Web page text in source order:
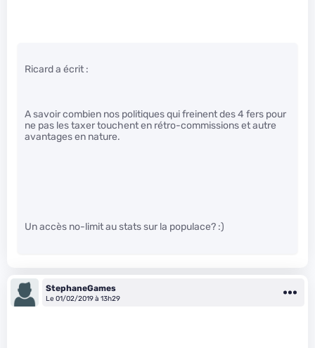
Ricard a écrit :
A savoir combien nos politiques qui freinent des 4 fers pour
ne pas les taxer touchent en rétro-commissions et autre
avantages en nature.
Un accès no-limit au stats sur la populace? :)
StephaneGames
Le 01/02/2019 à 13h29